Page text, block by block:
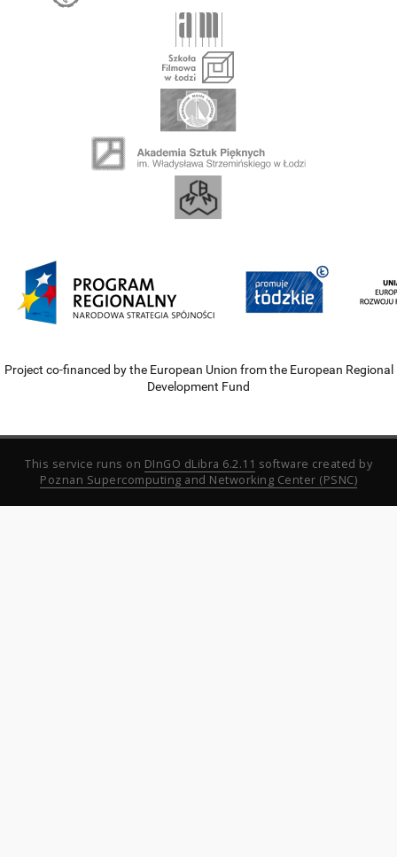
Project co-financed by the European Union from the European Regional
Development Fund
This service runs on DInGO dLibra 6.2.11 software created by
Poznan Supercomputing and Networking Center (PSNC)